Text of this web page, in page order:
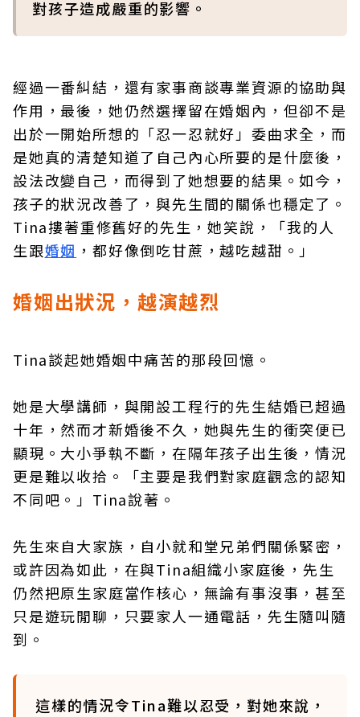
對孩子造成嚴重的影響。
經過一番糾結，還有家事商談專業資源的協助與
作用，最後，她仍然選擇留在婚姻內，但卻不是
出於一開始所想的「忍一忍就好」委曲求全，而
是她真的清楚知道了自己內心所要的是什麼後，
設法改變自己，而得到了她想要的結果。如今，
孩子的狀況改善了，與先生間的關係也穩定了。
Tina摟著重修舊好的先生，她笑說，「我的人
生跟婚姻 ，都好像倒吃甘蔗，越吃越甜。」
婚姻出狀況，越演越烈
Tina談起她婚姻中痛苦的那段回憶。
她是大學講師，與開設工程行的先生結婚已超過
十年，然而才新婚後不久，她與先生的衝突便已
顯現。大小爭執不斷，在隔年孩子出生後，情況
更是難以收拾。「主要是我們對家庭觀念的認知
不同吧。」Tina說著。
先生來自大家族，自小就和堂兄弟們關係緊密，
或許因為如此，在與Tina組織小家庭後，先生
仍然把原生家庭當作核心，無論有事沒事，甚至
只是遊玩閒聊，只要家人一通電話，先生隨叫隨
到。
這樣的情況令Tina難以忍受，對她來說，